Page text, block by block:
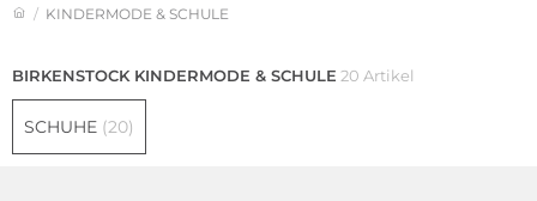
KINDERMODE & SCHULE
BIRKENSTOCK KINDERMODE & SCHULE 20 Artikel
SCHUHE (20)